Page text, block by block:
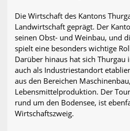
Die Wirtschaft des Kantons
Landwirtschaft geprägt. Der
seinen Obst- und Weinbau, und
spielt eine besonders wichtige
Darüber hinaus hat sich Thurgau
auch als Industriestandort
aus den Bereichen
Lebensmittelproduktion. Der
rund um den Bodensee, ist
Wirtschaftszweig.